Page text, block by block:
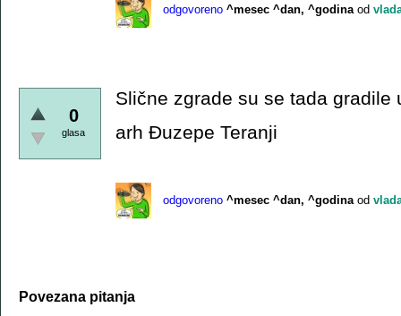
odgovoreno ^mesec ^dan, ^godina od
0
glasa
Slične zgrade su se tada gradile
arh Đuzepe Teranji
odgovoreno ^mesec ^dan, ^godina od
Povezana pitanja